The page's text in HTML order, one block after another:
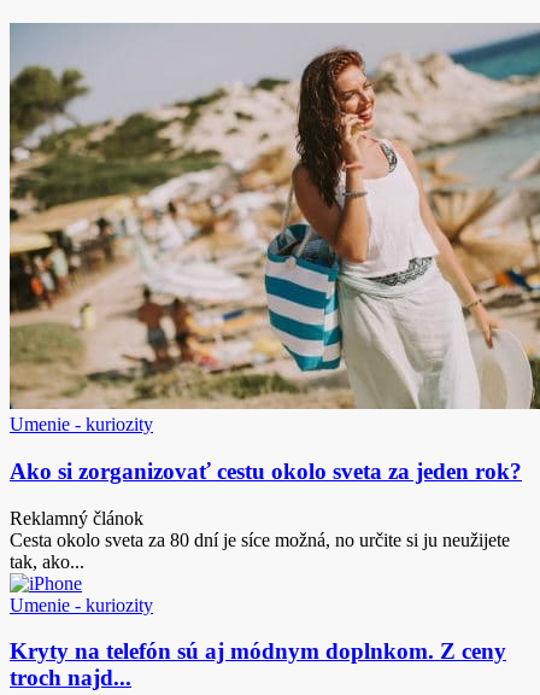
Umenie - kuriozity
Ako si zorganizovať cestu okolo sveta za jeden rok?
Reklamný článok
Cesta okolo sveta za 80 dní je síce možná, no určite si ju neužijete
tak, ako...
Umenie - kuriozity
Kryty na telefón sú aj módnym doplnkom. Z ceny
troch najd...